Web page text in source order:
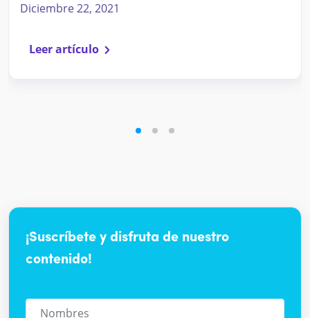
Diciembre 22, 2021
Leer artículo
¡Suscríbete y disfruta de nuestro
contenido!